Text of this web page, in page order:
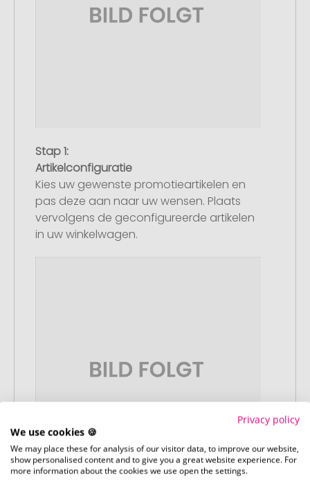
Stap 1:
Artikelconfiguratie
Kies uw gewenste promotieartikelen en
pas deze aan naar uw wensen. Plaats
vervolgens de geconfigureerde artikelen
in uw winkelwagen.
Privacy policy
We use cookies 🍪
We may place these for analysis of our visitor data, to improve our website,
show personalised content and to give you a great website experience. For
more information about the cookies we use open the settings.